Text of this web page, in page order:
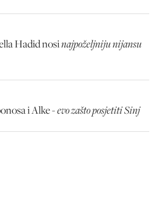
Hadid nosinajpoželjniju nijansu
i Alke -evo zašto posjetiti Sinj